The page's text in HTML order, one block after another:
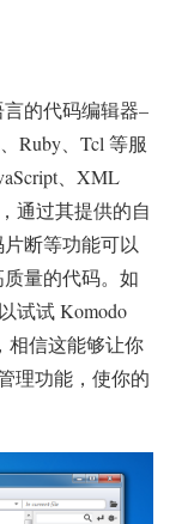
的代码编辑器–
Ruby、Tcl 等服
、XML
通过其提供的自
断等功能可以
量的代码。如
试试 Komodo
相信这能够让你
理功能，使你的